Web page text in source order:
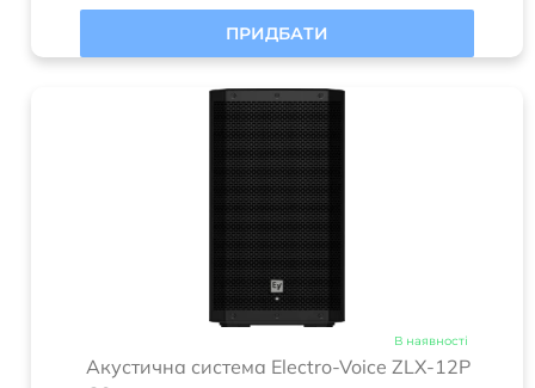
ПРИДБАТИ
В наявності
Акустична система Electro-Voice ZLX-12P